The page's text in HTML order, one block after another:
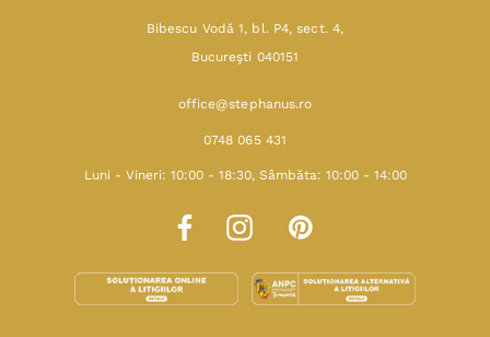
Bibescu Vodă 1, bl. P4, sect. 4,
Bucureşti 040151
office@stephanus.ro
0748 065 431
Luni - Vineri: 10:00 - 18:30, Sâmbăta: 10:00 - 14:00